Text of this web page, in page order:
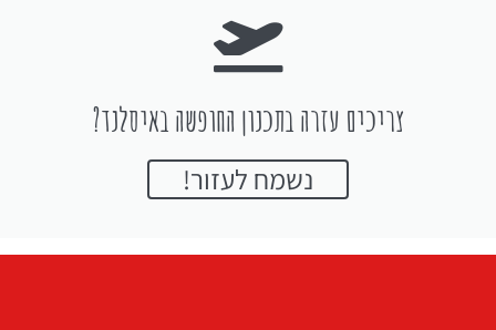
צריכים עזרה בתכנון החופשה באיסלנד?
נשמח לעזור!